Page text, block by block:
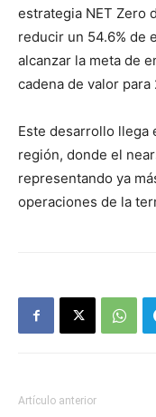
estrategia NET Zero
reducir un 54.6% de
alcanzar la meta de
cadena de valor para
Este desarrollo llega
región, donde el
representando ya
operaciones de la
Artículo anterior